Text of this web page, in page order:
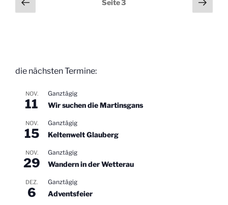
derSeite
Seite3
die nächsten Termine:
NOV.
11
Ganztägig
Wir suchen die Martinsgans
NOV.
15
Ganztägig
Keltenwelt Glauberg
NOV.
29
Ganztägig
Wandern in der Wetterau
DEZ.
6
Ganztägig
Adventsfeier